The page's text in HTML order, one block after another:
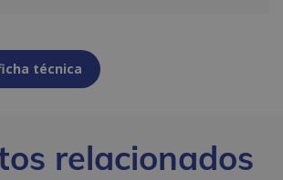
técnica
relacionados